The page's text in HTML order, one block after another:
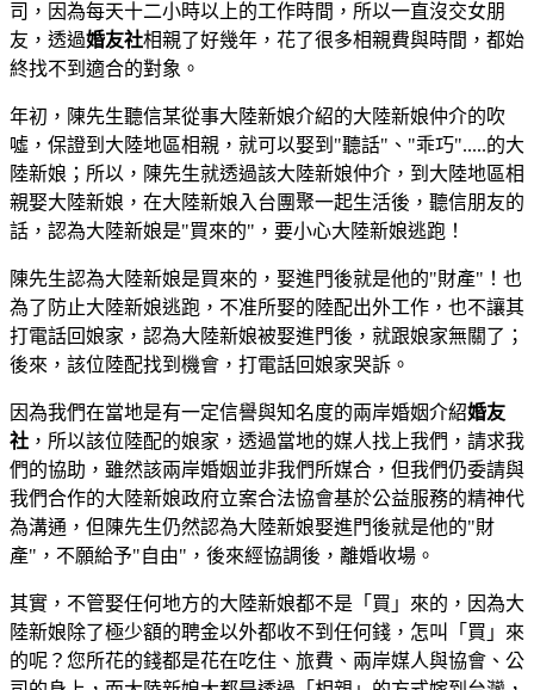
司，因為每天十二小時以上的工作時間，所以一直沒交女朋
友，透過婚友社相親了好幾年，花了很多相親費與時間，都始
終找不到適合的對象。
年初，陳先生聽信某從事大陸新娘介紹的大陸新娘仲介的吹
噓，保證到大陸地區相親，就可以娶到"聽話"、"乖巧".....的大
陸新娘；所以，陳先生就透過該大陸新娘仲介，到大陸地區相
親娶大陸新娘，在大陸新娘入台團聚一起生活後，聽信朋友的
話，認為大陸新娘是"買來的"，要小心大陸新娘逃跑！
陳先生認為大陸新娘是買來的，娶進門後就是他的"財產"！也
為了防止大陸新娘逃跑，不准所娶的陸配出外工作，也不讓其
打電話回娘家，認為大陸新娘被娶進門後，就跟娘家無關了；
後來，該位陸配找到機會，打電話回娘家哭訴。
因為我們在當地是有一定信譽與知名度的兩岸婚姻介紹婚友
社 ，所以該位陸配的娘家，透過當地的媒人找上我們，請求我
們的協助，雖然該兩岸婚姻並非我們所媒合，但我們仍委請與
我們合作的大陸新娘政府立案合法協會基於公益服務的精神代
為溝通，但陳先生仍然認為大陸新娘娶進門後就是他的"財
產"，不願給予"自由"，後來經協調後，離婚收場。
其實，不管娶任何地方的大陸新娘都不是「買」來的，因為大
陸新娘除了極少額的聘金以外都收不到任何錢，怎叫「買」來
的呢？您所花的錢都是花在吃住、旅費、兩岸媒人與協會、公